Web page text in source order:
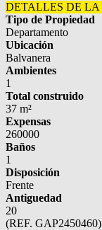
DETALLES DE LA
Tipo de Propiedad
Departamento
Ubicación
Balvanera
Ambientes
1
Total construido
37 m²
Expensas
260000
Baños
1
Disposición
Frente
Antiguedad
20
(REF. GAP2450460)